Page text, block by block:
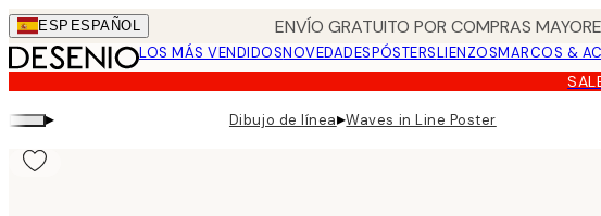
Skip
to
main
content.
ESP ESPAÑOL ENVÍO GRATUITO POR COMPRAS
LOS MÁS VENDIDOSNOVEDADESPÓSTERSLIENZOSMARCOS &
▸ Dibujo de línea▸Waves in Line Poster